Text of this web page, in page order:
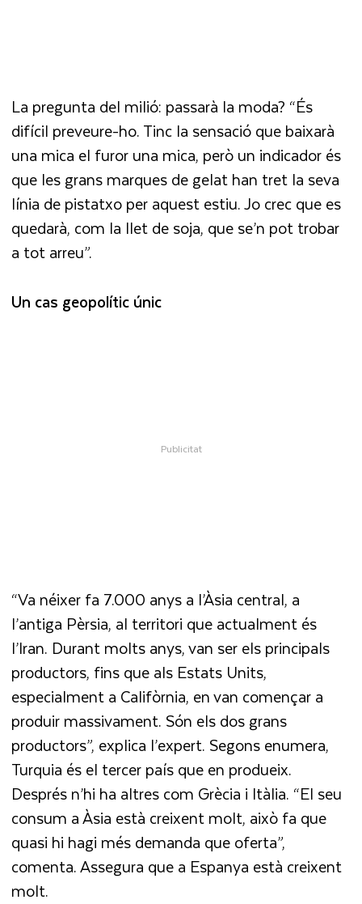
La pregunta del milió: passarà la moda? “És
difícil preveure-ho. Tinc la sensació que baixarà
una mica el furor una mica, però un indicador és
que les grans marques de gelat han tret la seva
línia de pistatxo per aquest estiu. Jo crec que es
quedarà, com la llet de soja, que se’n pot trobar
a tot arreu”.
Un cas geopolític únic
“Va néixer fa 7.000 anys a l’Àsia central, a
l’antiga Pèrsia, al territori que actualment és
l’Iran. Durant molts anys, van ser els principals
productors, fins que als Estats Units,
especialment a Califòrnia, en van començar a
produir massivament. Són els dos grans
productors”, explica l’expert. Segons enumera,
Turquia és el tercer país que en produeix.
Després n’hi ha altres com Grècia i Itàlia. “El seu
consum a Àsia està creixent molt, això fa que
quasi hi hagi més demanda que oferta”,
comenta. Assegura que a Espanya està creixent
molt.